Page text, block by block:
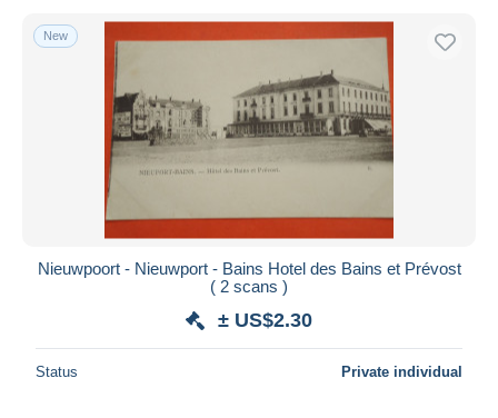
New
Nieuwpoort - Nieuwport - Bains Hotel des Bains et Prévost
( 2 scans )
± US$2.30
Status Private individual